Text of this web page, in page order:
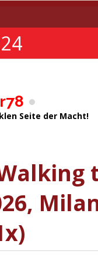
Seite der Macht!